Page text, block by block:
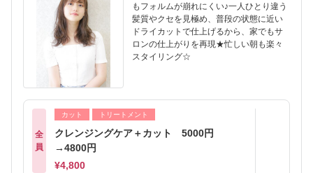
もフォルムが崩れにくい♪一人ひとり違う
髪質やクセを見極め、普段の状態に近い
ドライカットで仕上げるから、家でもサ
ロンの仕上がりを再現★忙しい朝も楽々
スタイリング☆
全
員
カット トリートメント
クレンジングケア＋カット 5000円
→4800円
¥4,800